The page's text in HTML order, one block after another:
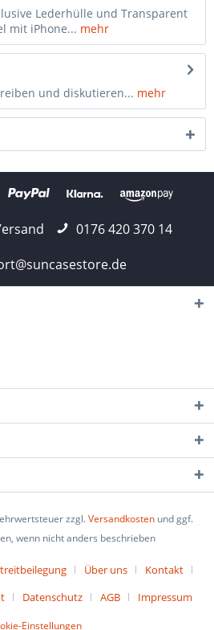
Lederhülle und Transparent
mit iPhone... mehr
und diskutieren... mehr
0176 420 370 14
zzgl.Versandkosten und ggf.
wenn nicht anders beschrieben
Über uns
Kontakt
Datenschutz AGB Impressum
Einstellungen